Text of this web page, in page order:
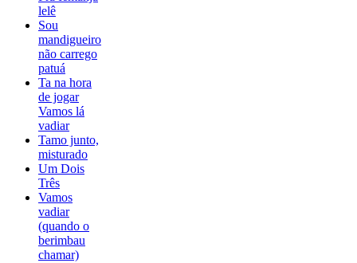
lelê
Sou
mandigueiro
não carrego
patuá
Ta na hora
de jogar
Vamos lá
vadiar
Tamo junto,
misturado
Um Dois
Três
Vamos
vadiar
(quando o
berimbau
chamar)